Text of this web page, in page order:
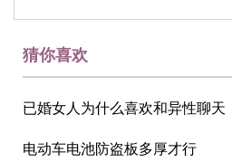
猜你喜欢
已婚女人为什么喜欢和异性聊天
电动车电池防盗板多厚才行